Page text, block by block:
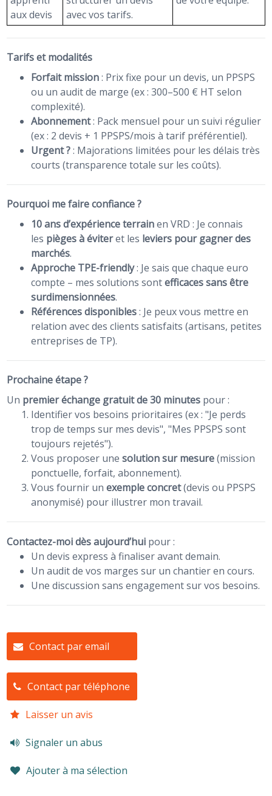
aux devis
avec vos tarifs.
Tarifs et modalités
Forfait mission: Prix fixe pour un devis, un PPSPS
ou un audit de marge (ex : 300–500 € HT selon
complexité).
Abonnement: Pack mensuel pour un suivi régulier
(ex : 2 devis + 1 PPSPS/mois à tarif préférentiel).
Urgent ?: Majorations limitées pour les délais très
courts (transparence totale sur les coûts).
Pourquoi me faire confiance ?
10 ans d’expérience terrainen VRD : Je connais
les pièges à éviteret les leviers pour gagner des
marchés.
Approche TPE-friendly: Je sais que chaque euro
compte – mes solutions sontefficaces sans être
surdimensionnées.
Références disponibles: Je peux vous mettre en
relation avec des clients satisfaits (artisans, petites
entreprises de TP).
Prochaine étape ?
Un premier échange gratuit de 30 minutes pour :
Identifier vos besoins prioritaires (ex : "Je perds
trop de temps sur mes devis", "Mes PPSPS sont
toujours rejetés").
Vous proposer unesolution sur mesure(mission
ponctuelle, forfait, abonnement).
Vous fournir unexemple concret(devis ou PPSPS
anonymisé) pour illustrer mon travail.
Contactez-moi dès aujourd’hui pour :
Un devis express à finaliser avant demain.
Un audit de vos marges sur un chantier en cours.
Une discussion sans engagement sur vos besoins.
Contact par email
Contact par téléphone
Laisser un avis
Signaler un abus
Ajouter à ma sélection